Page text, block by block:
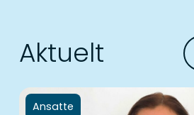
Aktuelt
Ansatte